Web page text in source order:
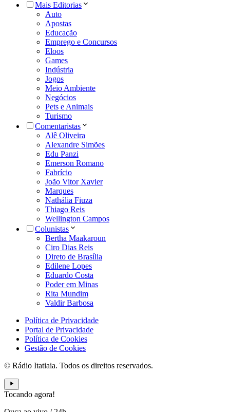
Mais Editorias
Auto
Apostas
Educação
Emprego e Concursos
Eloos
Games
Indústria
Jogos
Meio Ambiente
Negócios
Pets e Animais
Turismo
Comentaristas
Alê Oliveira
Alexandre Simões
Edu Panzi
Emerson Romano
Fabrício
João Vitor Xavier
Marques
Nathália Fiuza
Thiago Reis
Wellington Campos
Colunistas
Bertha Maakaroun
Ciro Dias Reis
Direto de Brasília
Edilene Lopes
Eduardo Costa
Poder em Minas
Rita Mundim
Valdir Barbosa
Política de Privacidade
Portal de Privacidade
Política de Cookies
Gestão de Cookies
© Rádio Itatiaia. Todos os direitos reservados.
Tocando agora!